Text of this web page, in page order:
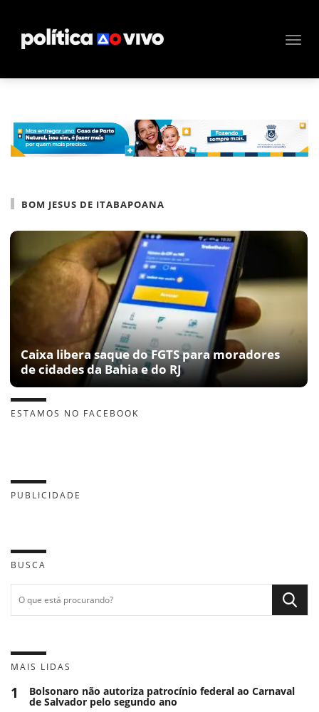
BOM JESUS DE ITABAPOANA
Caixa libera saque do FGTS para moradores
de cidades da Bahia e do RJ
ESTAMOS NO FACEBOOK
PUBLICIDADE
BUSCA
MAIS LIDAS
1 Bolsonaro não autoriza patrocínio federal ao Carnaval
de Salvador pelo segundo ano